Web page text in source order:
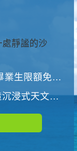
限額免費參加
文探索營隊